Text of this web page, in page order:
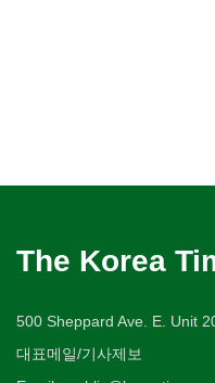
The Korea
500 Sheppard Ave. E. Unit
대표메일/기사제보